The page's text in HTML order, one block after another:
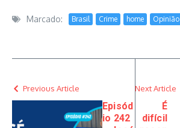
Marcado: Brasil Crime home Opinião
Previous Article
Episód
io 242
Next Article
É
difícil